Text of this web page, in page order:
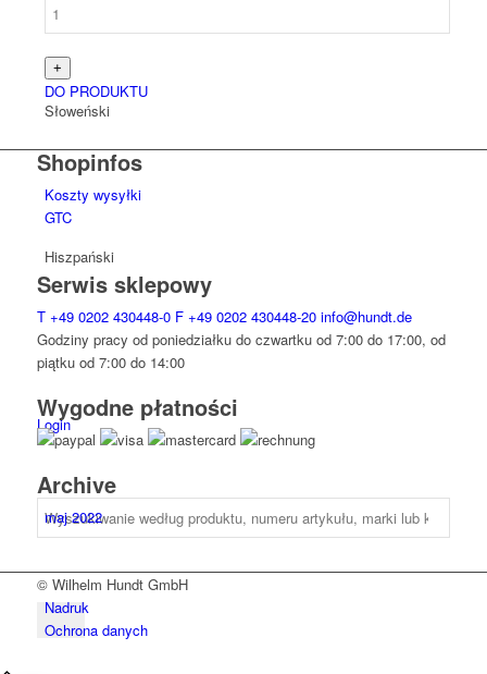
Słoweński
Hiszpański
Login
DO PRODUKTU
Shopinfos
Koszty wysyłki
GTC
Serwis sklepowy
T +49 0202 430448-0 F +49 0202 430448-20 info@hundt.de
Godziny pracy od poniedziałku do czwartku od 7:00 do 17:00, od
piątku od 7:00 do 14:00
Wygodne płatności
Archive
maj 2022
© Wilhelm Hundt GmbH
Nadruk
Ochrona danych